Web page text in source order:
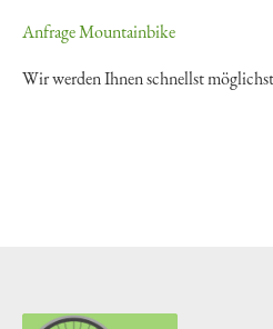
Anfrage Mountainbike
Wir werden Ihnen schnellst